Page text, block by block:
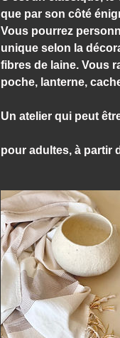
que par son côté
Vous pourrez
unique selon la
fibres de laine. Vous
poche, lanterne,
Un atelier qui peut